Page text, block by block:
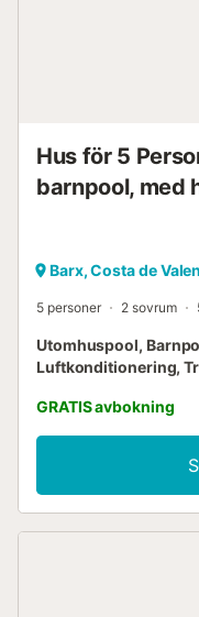
Hus för 5
barnpool, med
Barx, Costa de
5 personer 2 sovrum
Utomhuspool,
Luftkonditionering,
GRATIS avbokning